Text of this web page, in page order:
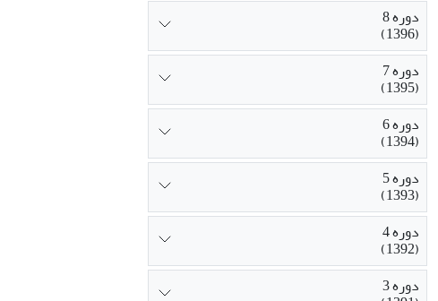
دوره 8
(1396)
دوره 7
(1395)
دوره 6
(1394)
دوره 5
(1393)
دوره 4
(1392)
دوره 3